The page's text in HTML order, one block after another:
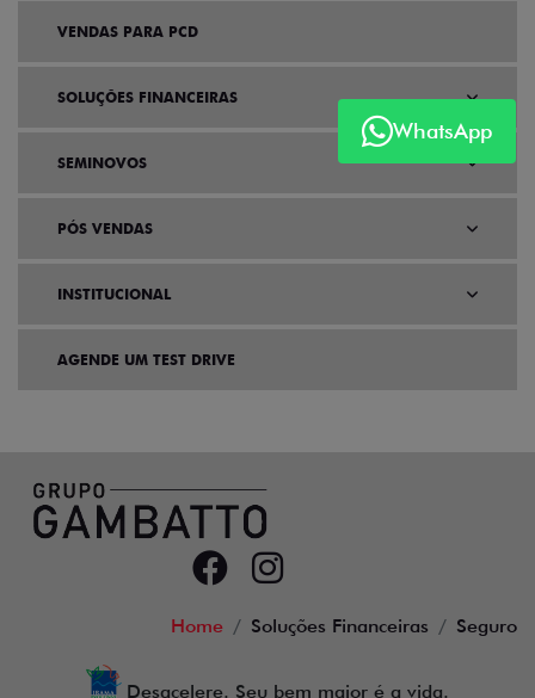
WhatsApp
VENDAS PARA PCD
SOLUÇÕES FINANCEIRAS
SEMINOVOS
PÓS VENDAS
INSTITUCIONAL
AGENDE UM TEST DRIVE
Home Soluções Financeiras Seguro
Desacelere. Seu bem maior é a vida.